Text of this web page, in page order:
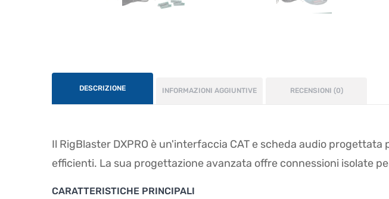
DESCRIZIONE INFORMAZIONI AGGIUNTIVE RECENSIONI (0)
Il RigBlaster DXPRO è un'interfaccia CAT e scheda audio
efficienti. La sua progettazione avanzata offre connessioni isolate
CARATTERISTICHE PRINCIPALI